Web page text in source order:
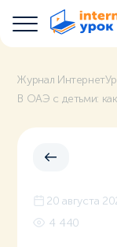
Журнал
В ОАЭ с детьми:
20 августа
4 440